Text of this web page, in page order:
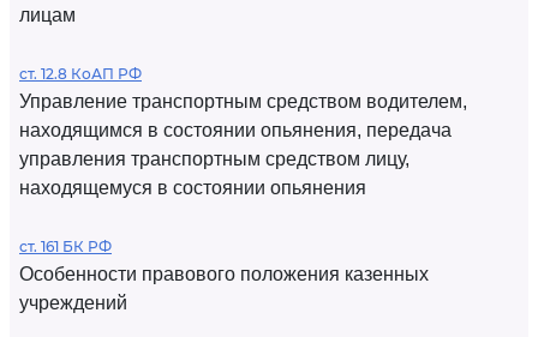
лицам
ст. 12.8 КоАП РФ
Управление транспортным средством водителем,
находящимся в состоянии опьянения, передача
управления транспортным средством лицу,
находящемуся в состоянии опьянения
ст. 161 БК РФ
Особенности правового положения казенных
учреждений